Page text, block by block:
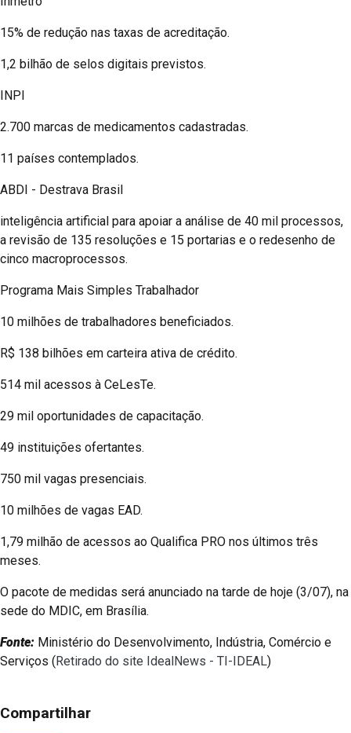
15% de redução nas taxas de acreditação.
1,2 bilhão de selos digitais previstos.
INPI
2.700 marcas de medicamentos cadastradas.
11 países contemplados.
ABDI - Destrava Brasil
inteligência artificial para apoiar a análise de 40 mil processos,
a revisão de 135 resoluções e 15 portarias e o redesenho de
cinco macroprocessos.
Programa Mais Simples Trabalhador
10 milhões de trabalhadores beneficiados.
R$ 138 bilhões em carteira ativa de crédito.
514 mil acessos à CeLesTe.
29 mil oportunidades de capacitação.
49 instituições ofertantes.
750 mil vagas presenciais.
10 milhões de vagas EAD.
1,79 milhão de acessos ao Qualifica PRO nos últimos três
meses.
O pacote de medidas será anunciado na tarde de hoje (3/07), na
sede do MDIC, em Brasília.
Fonte: Ministério do Desenvolvimento, Indústria, Comércio e
Serviços (Retirado do site IdealNews - TI-IDEAL)
Compartilhar